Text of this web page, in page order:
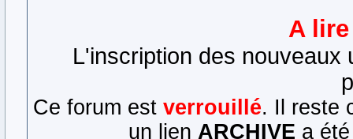
A
L'inscription des
Ce forum est verrouillé. Il reste
un lien ARCHIVE a